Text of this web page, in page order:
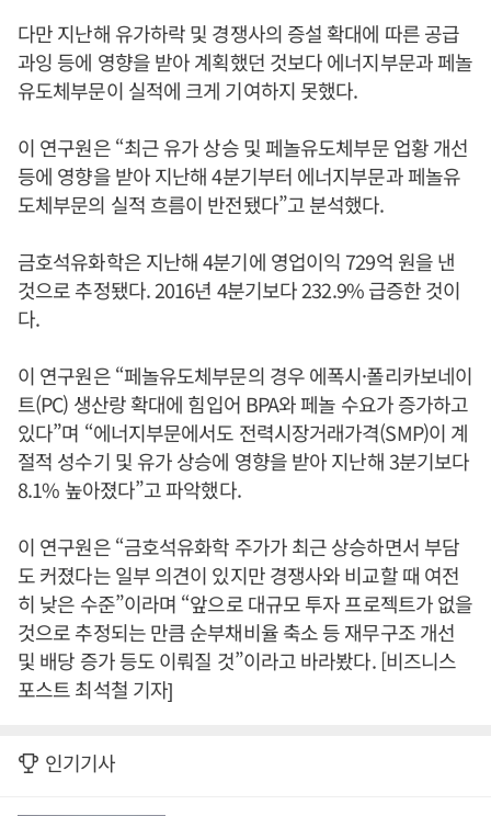
다만 지난해 유가하락 및 경쟁사의 증설 확대에 따른 공급
과잉 등에 영향을 받아 계획했던 것보다 에너지부문과 페놀
유도체부문이 실적에 크게 기여하지 못했다.
이 연구원은 “최근 유가 상승 및 페놀유도체부문 업황 개선
등에 영향을 받아 지난해 4분기부터 에너지부문과 페놀유
도체부문의 실적 흐름이 반전됐다”고 분석했다.
금호석유화학은 지난해 4분기에 영업이익 729억 원을 낸
것으로 추정됐다. 2016년 4분기보다 232.9% 급증한 것이
다.
이 연구원은 “페놀유도체부문의 경우 에폭시·폴리카보네이
트(PC) 생산랑 확대에 힘입어 BPA와 페놀 수요가 증가하고
있다”며 “에너지부문에서도 전력시장거래가격(SMP)이 계
절적 성수기 및 유가 상승에 영향을 받아 지난해 3분기보다
8.1% 높아졌다”고 파악했다.
이 연구원은 “금호석유화학 주가가 최근 상승하면서 부담
도 커졌다는 일부 의견이 있지만 경쟁사와 비교할 때 여전
히 낮은 수준”이라며 “앞으로 대규모 투자 프로젝트가 없을
것으로 추정되는 만큼 순부채비율 축소 등 재무구조 개선
및 배당 증가 등도 이뤄질 것”이라고 바라봤다. [비즈니스
포스트 최석철 기자]
인기기사